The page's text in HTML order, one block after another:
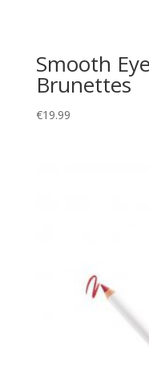
Smooth
Brunettes
€19.99